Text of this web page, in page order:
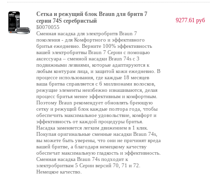
Сетка и режущий блок Braun для бритв 7
серии 74S серебристый
Б0070055
Сменная насадка для электробритв Braun 7
поколения - для Комфортного и эффективного
бритья ежедневно. Верните 100% эффективность
вашей электробритвы Braun 7 Серии с помощью
аксессуара – сменной насадки Braun 74s с 3
подвижными лезвиями, которые адаптируются к
любым контурам лица, и защитой кожи ежедневно. В
процессе использования, где каждые 18 месяцев
ваша бритва справляется с 6 миллионами волосков,
режущие элементы неизбежно изнашиваются, делая
процесс бритья менее эффективным и комфортным.
Поэтому Braun рекомендует обновлять бреющую
сетку и режущий блок каждые полтора года, чтобы
обеспечить максимальное удовольствие, комфорт и
эффективность от каждой процедуры бритья.
Насадка заменяется легким движением в 1 клик.
Покупая оригинальные сменные насадки Braun 74s,
вы можете быть уверены, что они не причинят вреда
вашей бритве, а благодаря немецкому качеству
обеспечат максимальную гладкость и эффективность.
Сменная насадка Braun 74s подходит к
электробритвам 5 Серии версий 70, 71 и 72.
Немецкое качество.
9277.61 руб